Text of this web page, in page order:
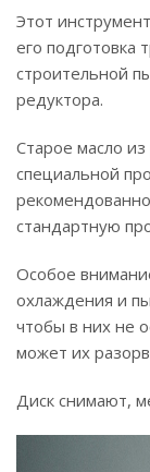
Этот
его подготовка
строительной
редуктора.
Старое масло
специальной
стандартную
Особое
охлаждения и
чтобы в них не
может их
Диск снимают,